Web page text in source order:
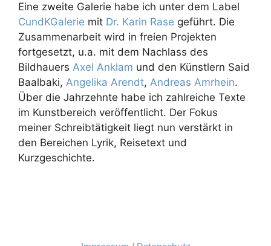
Eine zweite Galerie habe ich unter dem Label
CundKGalerie mit Dr. Karin Rase geführt. Die
Zusammenarbeit wird in freien Projekten
fortgesetzt, u.a. mit dem Nachlass des
Bildhauers Axel Anklam und den Künstlern Said
Baalbaki, Angelika Arendt, Andreas Amrhein.
Über die Jahrzehnte habe ich zahlreiche Texte
im Kunstbereich veröffentlicht. Der Fokus
meiner Schreibtätigkeit liegt nun verstärkt in
den Bereichen Lyrik, Reisetext und
Kurzgeschichte.